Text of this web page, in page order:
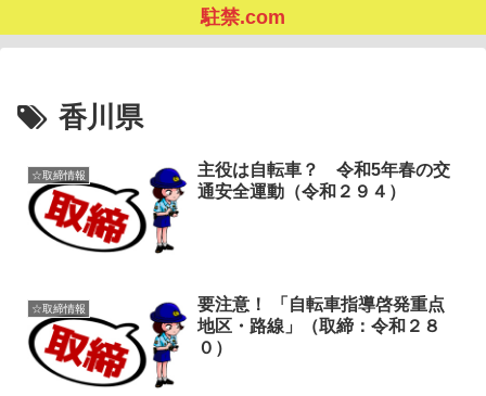
駐禁.com
香川県
☆取締情報
主役は自転車？ 令和5年春の交
通安全運動（令和２９４）
☆取締情報
要注意！ 「自転車指導啓発重点
地区・路線」（取締：令和２８
０）